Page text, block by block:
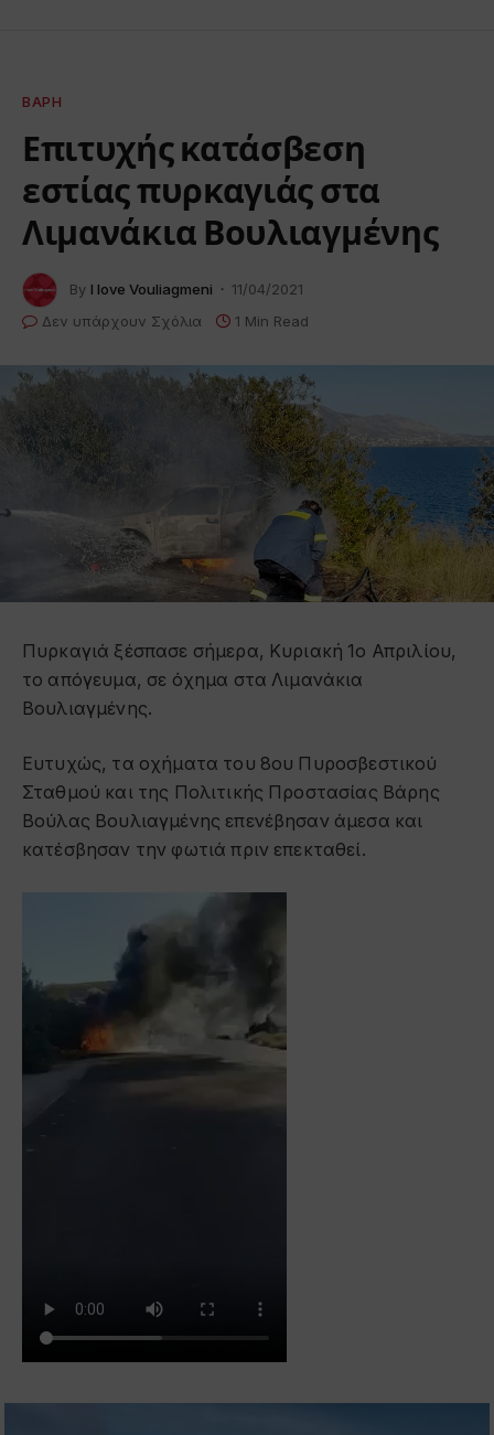
ΒΆΡΗ
Επιτυχής κατάσβεση
εστίας πυρκαγιάς στα
Λιμανάκια Βουλιαγμένης
By I love Vouliagmeni
11/04/2021
Δεν υπάρχουν Σχόλια
1 Min Read
Πυρκαγιά ξέσπασε σήμερα, Κυριακή 1ο Απριλίου,
το απόγευμα, σε όχημα στα Λιμανάκια
Βουλιαγμένης.
Ευτυχώς, τα οχήματα του 8ου Πυροσβεστικού
Σταθμού και της Πολιτικής Προστασίας Βάρης
Βούλας Βουλιαγμένης επενέβησαν άμεσα και
κατέσβησαν την φωτιά πριν επεκταθεί.